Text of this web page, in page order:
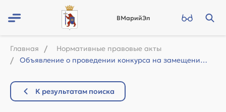
ВМарийЭл
Главная
Нормативные правовые акты
Объявление о проведении конкурса на замещение вакантной должности главы админист...
К результатам поиска